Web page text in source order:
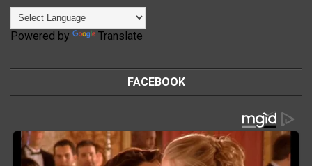
Powered by Translate
FACEBOOK